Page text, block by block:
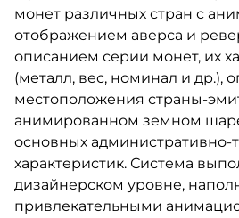
монет различных стран с
отображением аверса и
описанием серии монет, их
(металл, вес, номинал и др.),
местоположения страны-
анимированном земном
основных административно-
характеристик. Система
дизайнерском уровне,
привлекательными